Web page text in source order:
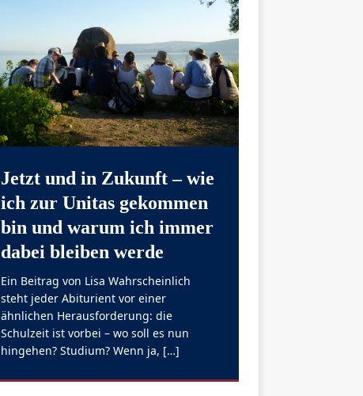
Jetzt und in Zukunft – wie
ich zur Unitas gekommen
bin und warum ich immer
dabei bleiben werde
Ein Beitrag von Lisa Wahrscheinlich
steht jeder Abiturient vor einer
ähnlichen Herausforderung: die
Schulzeit ist vorbei – wo soll es nun
hingehen? Studium? Wenn ja, […]